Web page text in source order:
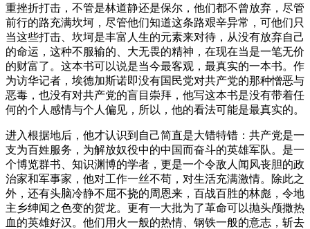
重挫折打击，不管是林道静还是保尔，他们都不曾放弃，尽管
前行的路充满坎坷，尽管他们知道这条路艰辛异常，可他们只
当这些打击、坎坷是丰富人生的元素来对待，从没有放弃自己
的命运，这种不服输的、大无畏的精神，在现在当是一笔无价
的财富了。这本书可以说是当今最客观，最真实的一本书。作
为访华记者，埃德加斯诺即没有国民党对共产党的那种憎恶与
恶毒，也没有对共产党的盲目崇拜，他写这本书是没有带着任
何的个人感情与个人偏见，所以，他的看法可能是最真实的。
进入根据地后，他才认识到自己简直是大错特错：共产党是一
支为百姓服务，为解放奴役中的中国而奋斗的英雄军队。是一
个博览群书、知识渊博的学者，更是一个令敌人闻风丧胆的政
治家和军事家，他对工作一丝不苟，对生活充满激情。除此之
外，还有头脑冷静不屈不挠的周恩来，百战百胜的林彪，令地
主乡绅闻之色变的贺龙。更有一大批为了革命可以抛头颅撒热
血的英雄好汉。他们用火一般的热情、钢铁一般的意志，斩去